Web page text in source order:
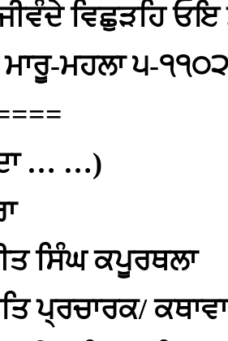
ਵਿਛੁੜਹਿ
ਮਾਰੂ-ਮਹਲਾ ੫-
… …)
ਸਿੰਘ ਕਪੂਰਥਲਾ
ਪ੍ਰਚਾਰਕ/